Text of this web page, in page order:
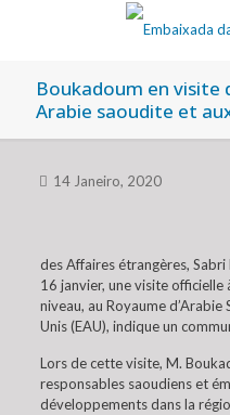
Boukadoum en visite
Arabie saoudite et
14 Janeiro, 2020
des Affaires étrangères,
16 janvier, une visite officielle
niveau, au Royaume
Unis (EAU), indique un
Lors de cette visite, M.
responsables saoudiens et
développements dans la